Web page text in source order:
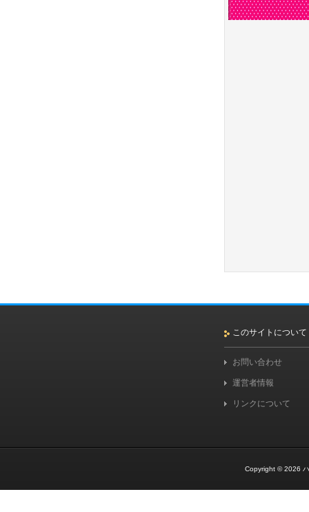
このサイトについて
お問い合わせ
運営者情報
リンクについて
Copyright © 2026